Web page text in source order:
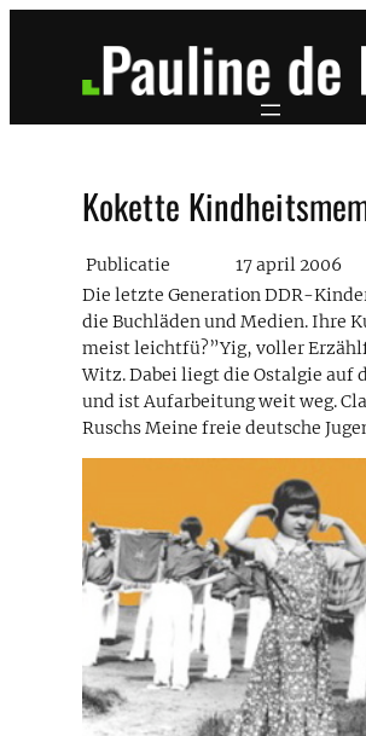
Kokette
Publicatie
17 april 2006
Die letzte Generation DDR-
die Buchläden und Medien. Ihre
meist leichtfü?”Yig, voller
Witz. Dabei liegt die Ostalgie auf
und ist Aufarbeitung weit weg.
Ruschs Meine freie deutsche